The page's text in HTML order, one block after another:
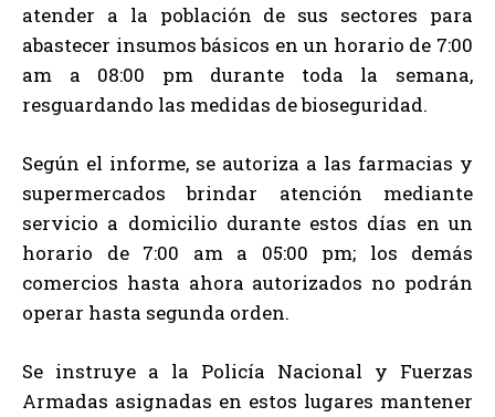
atender a la población de sus sectores para
abastecer insumos básicos en un horario de 7:00
am a 08:00 pm durante toda la semana,
resguardando las medidas de bioseguridad.
Según el informe, se autoriza a las farmacias y
supermercados brindar atención mediante
servicio a domicilio durante estos días en un
horario de 7:00 am a 05:00 pm; los demás
comercios hasta ahora autorizados no podrán
operar hasta segunda orden.
Se instruye a la Policía Nacional y Fuerzas
Armadas asignadas en estos lugares mantener